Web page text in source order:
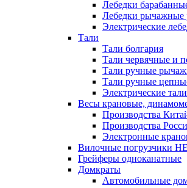
Лебедки
Лебедки
Электрические
Тали
Тали болгария
Тали червячные и
Тали ручные
Тали ручные
Электрические тали
Весы крановые,
Производства
Производства
Электронные
Вилочные погрузчики
Грейферы одноканатные
Домкраты
Автомобильные